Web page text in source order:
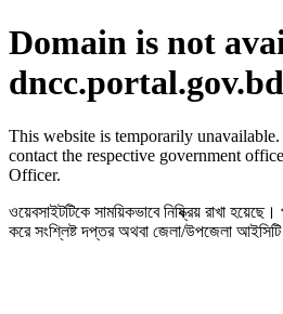
Domain is not
dncc.portal.gov.bd
This website is temporarily unavailable.
contact the respective government
Officer.
ওয়েবসাইটটিকে সাময়িকভাবে নিষ্ক্রিয় রাখা
করে সংশ্লিষ্ট দপ্তর অথবা জেলা/উপজেলা